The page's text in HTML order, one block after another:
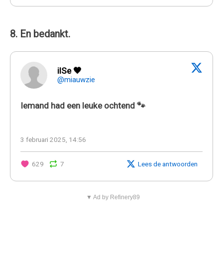
8. En bedankt.
ilSe 🖤
@miauwzie
Iemand had een leuke ochtend 🐾
3 februari 2025, 14:56
629 7 Lees de antwoorden
▼ Ad by Refinery89